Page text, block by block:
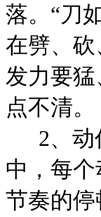
落。“刀
在劈、
发力要
点不清。
2、
中，每
节奏的